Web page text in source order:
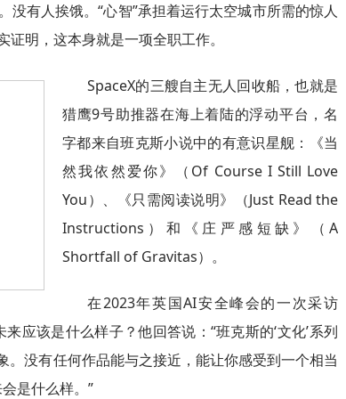
没有人挨饿。“心智”承担着运行太空城市所需的惊人
明，这本身就是一项全职工作。
SpaceX的三艘自主无人回收船，也就是
猎鹰9号助推器在海上着陆的浮动平台，名
字都来自班克斯小说中的有意识星舰：《当
然我依然爱你》（Of Course I Still Love
You）、《只需阅读说明》（Just Read the
Instructions）和《庄严感短缺》（A
Shortfall of Gravitas）。
在2023年英国AI安全峰会的一次采访
应该是什么样子？他回答说：“班克斯的‘文化’系列
。没有任何作品能与之接近，能让你感受到一个相当
是什么样。”